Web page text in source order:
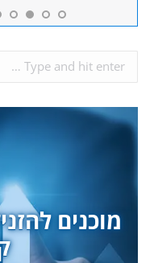
Search:
מוכנים